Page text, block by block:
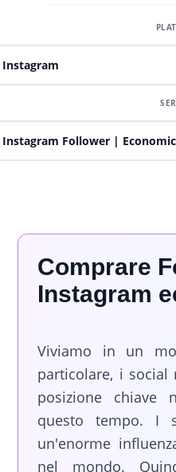
Instagram
Instagram Follower |
Comprare
Instagram
Viviamo in un
particolare, i social
posizione chiave
questo tempo. I
un'enorme
nel mondo.